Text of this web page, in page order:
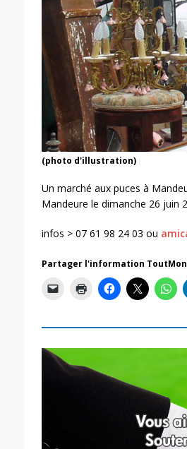
(photo d'illustration)
Un marché aux puces à
Mandeure le dimanche 26 juin
infos > 07 61 98 24 03 ou
Partager l'information